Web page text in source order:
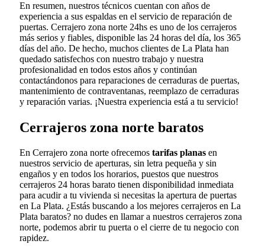
En resumen, nuestros técnicos cuentan con años de
experiencia a sus espaldas en el servicio de reparación de
puertas. Cerrajero zona norte 24hs es uno de los cerrajeros
más serios y fiables, disponible las 24 horas del día, los 365
días del año. De hecho, muchos clientes de La Plata han
quedado satisfechos con nuestro trabajo y nuestra
profesionalidad en todos estos años y continúan
contactándonos para reparaciones de cerraduras de puertas,
mantenimiento de contraventanas, reemplazo de cerraduras
y reparación varias. ¡Nuestra experiencia está a tu servicio!
Cerrajeros zona norte baratos
En Cerrajero zona norte ofrecemos tarifas planas en
nuestros servicio de aperturas, sin letra pequeña y sin
engaños y en todos los horarios, puestos que nuestros
cerrajeros 24 horas barato tienen disponibilidad inmediata
para acudir a tu vivienda si necesitas la apertura de puertas
en La Plata. ¿Estás buscando a los mejores cerrajeros en La
Plata baratos? no dudes en llamar a nuestros cerrajeros zona
norte, podemos abrir tu puerta o el cierre de tu negocio con
rapidez.